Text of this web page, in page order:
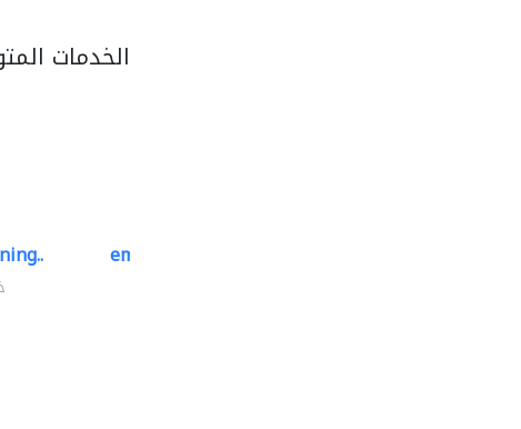
الخدمات
emerald star cleaning..